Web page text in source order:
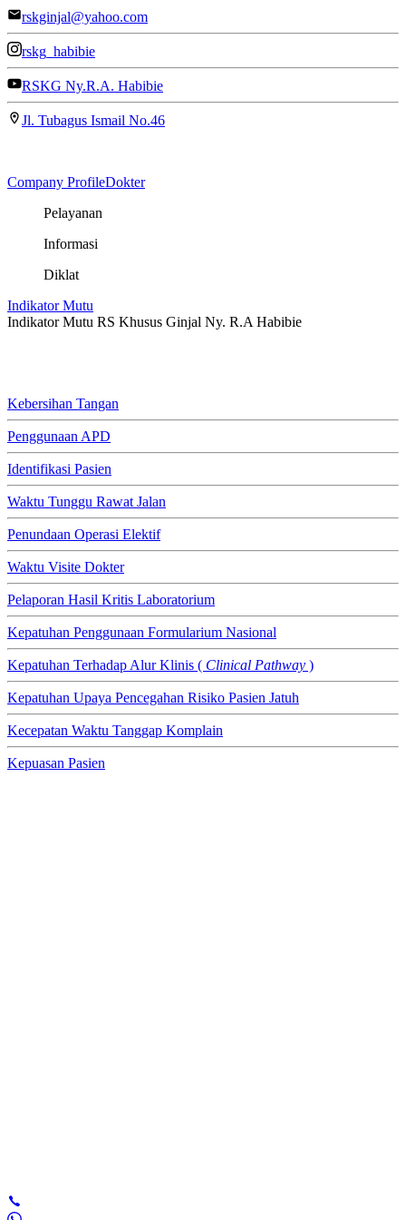
rskginjal@yahoo.com
rskg_habibie
RSKG Ny.R.A. Habibie
Jl. Tubagus Ismail No.46
Company ProfileDokter
Pelayanan
Informasi
Diklat
Indikator Mutu
Indikator Mutu RS Khusus Ginjal Ny. R.A Habibie
Kebersihan Tangan
Penggunaan APD
Identifikasi Pasien
Waktu Tunggu Rawat Jalan
Penundaan Operasi Elektif
Waktu Visite Dokter
Pelaporan Hasil Kritis Laboratorium
Kepatuhan Penggunaan Formularium Nasional
Kepatuhan Terhadap Alur Klinis ( Clinical Pathway )
Kepatuhan Upaya Pencegahan Risiko Pasien Jatuh
Kecepatan Waktu Tanggap Komplain
Kepuasan Pasien